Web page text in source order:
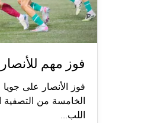
فوز مهم
الخامسة من التصفية
اللب...